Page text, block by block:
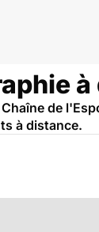
de
à distance.